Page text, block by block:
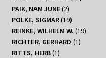
PAIK, NAM JUNE 22
Produkte
POLKE, SIGMAR 1919
Produkte
REINKE, WILHELM W. 1919
RICHTER, GERHARD 11
RITTS, HERB 11